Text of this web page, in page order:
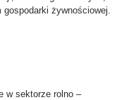
żywnościowej.
w sektorze rolno –